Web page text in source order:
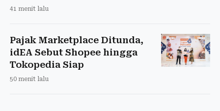
41 menit lalu
Pajak Marketplace Ditunda,
idEA Sebut Shopee hingga
Tokopedia Siap
50 menit lalu